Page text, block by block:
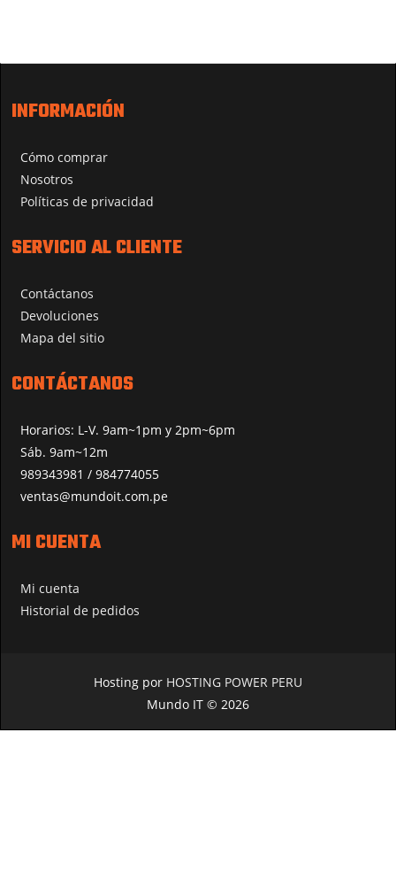
INFORMACIÓN
Cómo comprar
Nosotros
Políticas de privacidad
SERVICIO AL CLIENTE
Contáctanos
Devoluciones
Mapa del sitio
CONTÁCTANOS
Horarios: L-V. 9am~1pm y 2pm~6pm
Sáb. 9am~12m
989343981 / 984774055
ventas@mundoit.com.pe
MI CUENTA
Mi cuenta
Historial de pedidos
Hosting por HOSTING POWER PERU
Mundo IT © 2026